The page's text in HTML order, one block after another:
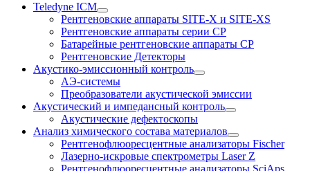
Teledyne ICM
Рентгеновские аппараты SITE-X и SITE-XS
Рентгеновские аппараты серии CP
Батарейные рентгеновские аппараты CP
Рентгеновские Детекторы
Акустико-эмисcионный контроль
АЭ-системы
Преобразователи акустической эмиссии
Акустический и импедансный контроль
Акустические дефектоскопы
Анализ химического состава материалов
Рентгенофлюоресцентные анализаторы Fischer
Лазерно-искровые спектрометры Laser Z
Рентгенофлюоресцентные анализаторы SciAps